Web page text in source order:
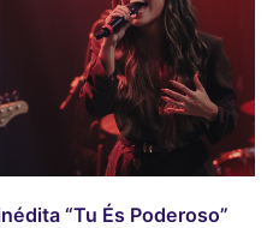
“Tu És Poderoso”